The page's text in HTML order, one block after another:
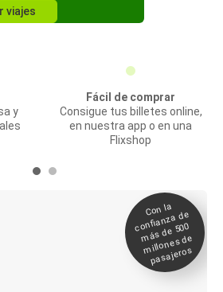
viajes
y
Fácil de comprar
Consigue tus billetes online,
en nuestra app o en una
Flixshop
Con la
confianza de
más de 500
millones de
pasajeros